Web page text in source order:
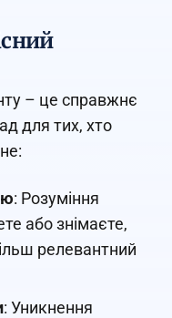
– це справжнє
для тих, хто
: Розуміння
або знімаєте,
релевантний
: Уникнення